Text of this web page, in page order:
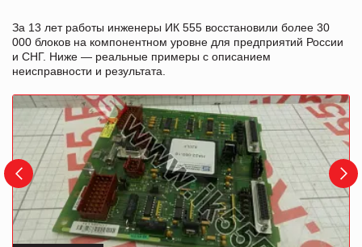
За 13 лет работы инженеры ИК 555 восстановили более 30
000 блоков на компонентном уровне для предприятий России
и СНГ. Ниже — реальные примеры с описанием
неисправности и результата.